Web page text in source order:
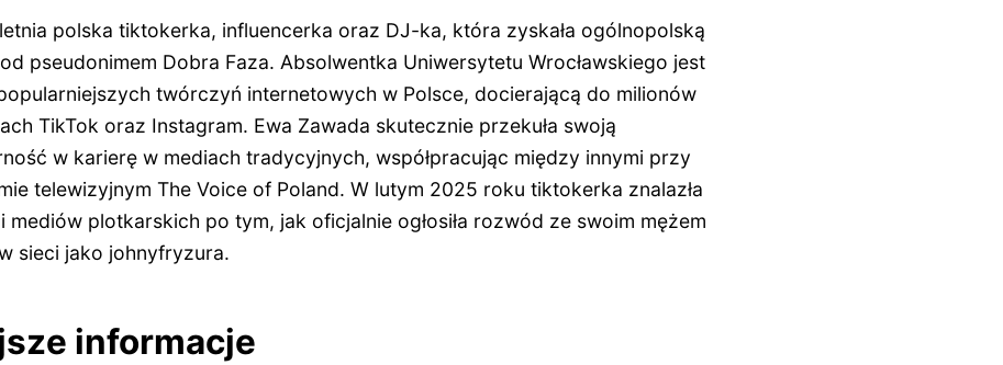
polska tiktokerka, influencerka oraz DJ-ka, która zyskała ogólnopolską
pseudonimem Dobra Faza. Absolwentka Uniwersytetu Wrocławskiego jest
twórczyń internetowych w Polsce, docierającą do milionów
TikTok oraz Instagram. Ewa Zawada skutecznie przekuła swoją
w karierę w mediach tradycyjnych, współpracując między innymi przy
telewizyjnym The Voice of Poland. W lutym 2025 roku tiktokerka znalazła
mediów plotkarskich po tym, jak oficjalnie ogłosiła rozwód ze swoim mężem
sieci jako johnyfryzura.
informacje